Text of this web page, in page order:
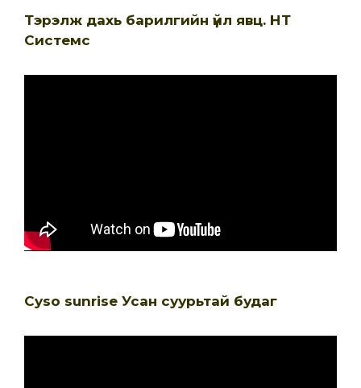
Тэрэлж дахь барилгийн үйл явц. НТ
Системс
Cyso sunrise Усан суурьтай будаг